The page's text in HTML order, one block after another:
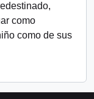
como
como de sus